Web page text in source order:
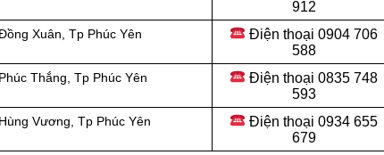
912
Xuân, Tp Phúc Yên Điện thoại 0904 706
588
Thắng, Tp Phúc Yên Điện thoại 0835 748
593
Vương, Tp Phúc Yên Điện thoại 0934 655
679